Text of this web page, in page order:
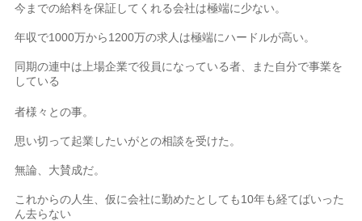
今までの給料を保証してくれる会社は極端に少ない。
年収で1000万から1200万の求人は極端にハードルが高い。
同期の連中は上場企業で役員になっている者、また自分で事業を
している
者様々との事。
思い切って起業したいがとの相談を受けた。
無論、大賛成だ。
これからの人生、仮に会社に勤めたとしても10年も経てばいった
ん去らない